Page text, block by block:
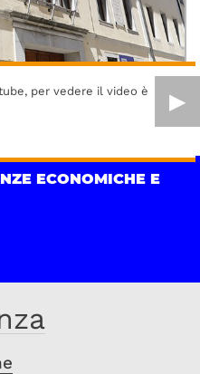
ECONOMICHE E
per vedere il video è
▶︎